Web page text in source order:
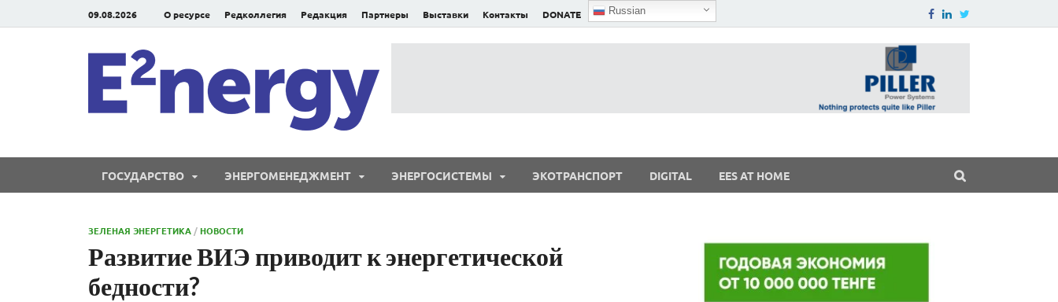
09.08.2026 О ресурсе Редколлегия Редакция Партнеры Выставки Контакты DONATE Russian
ГОСУДАРСТВО ЭНЕРГОМЕНЕДЖМЕНТ ЭНЕРГОСИСТЕМЫ ЭКОТРАНСПОРТ DIGITAL EES AT HOME
ЗЕЛЕНАЯ ЭНЕРГЕТИКА /НОВОСТИ
Развитие ВИЭ приводит к энергетической
бедности?